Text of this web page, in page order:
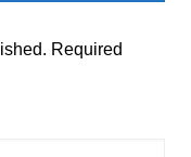
Required